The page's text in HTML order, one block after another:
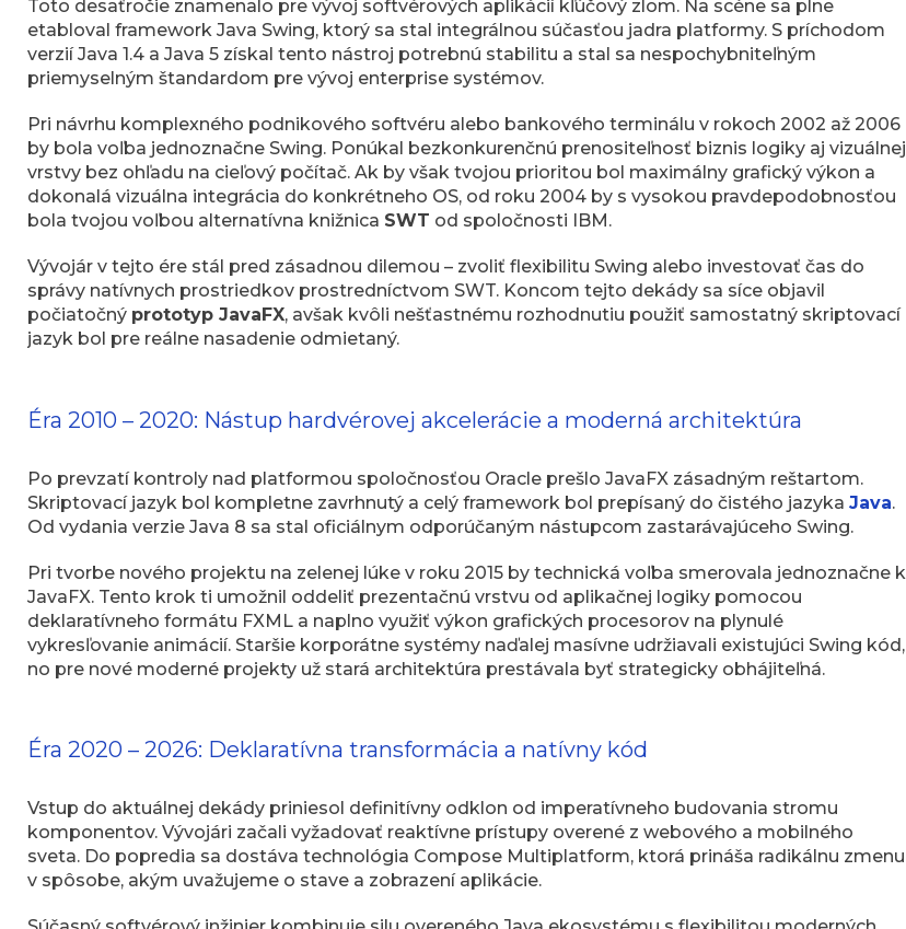
Toto desaťročie znamenalo pre vývoj softvérových aplikácií kľúčový zlom. Na scéne sa plne
etabloval framework Java Swing, ktorý sa stal integrálnou súčasťou jadra platformy. S príchodom
verzií Java 1.4 a Java 5 získal tento nástroj potrebnú stabilitu a stal sa nespochybniteľným
priemyselným štandardom pre vývoj enterprise systémov.
Pri návrhu komplexného podnikového softvéru alebo bankového terminálu v rokoch 2002 až 2006
by bola voľba jednoznačne Swing. Ponúkal bezkonkurenčnú prenositeľnosť biznis logiky aj vizuálnej
vrstvy bez ohľadu na cieľový počítač. Ak by však tvojou prioritou bol maximálny grafický výkon a
dokonalá vizuálna integrácia do konkrétneho OS, od roku 2004 by s vysokou pravdepodobnosťou
bola tvojou voľbou alternatívna knižnica SWT od spoločnosti IBM.
Vývojár v tejto ére stál pred zásadnou dilemou – zvoliť flexibilitu Swing alebo investovať čas do
správy natívnych prostriedkov prostredníctvom SWT. Koncom tejto dekády sa síce objavil
počiatočný prototyp JavaFX, avšak kvôli nešťastnému rozhodnutiu použiť samostatný skriptovací
jazyk bol pre reálne nasadenie odmietaný.
Éra 2010 – 2020: Nástup hardvérovej akcelerácie a moderná architektúra
Po prevzatí kontroly nad platformou spoločnosťou Oracle prešlo JavaFX zásadným reštartom.
Skriptovací jazyk bol kompletne zavrhnutý a celý framework bol prepísaný do čistého jazyka Java.
Od vydania verzie Java 8 sa stal oficiálnym odporúčaným nástupcom zastarávajúceho Swing.
Pri tvorbe nového projektu na zelenej lúke v roku 2015 by technická voľba smerovala jednoznačne k
JavaFX. Tento krok ti umožnil oddeliť prezentačnú vrstvu od aplikačnej logiky pomocou
deklaratívneho formátu FXML a naplno využiť výkon grafických procesorov na plynulé
vykresľovanie animácií. Staršie korporátne systémy naďalej masívne udržiavali existujúci Swing kód,
no pre nové moderné projekty už stará architektúra prestávala byť strategicky obhájiteľná.
Éra 2020 – 2026: Deklaratívna transformácia a natívny kód
Vstup do aktuálnej dekády priniesol definitívny odklon od imperatívneho budovania stromu
komponentov. Vývojári začali vyžadovať reaktívne prístupy overené z webového a mobilného
sveta. Do popredia sa dostáva technológia Compose Multiplatform, ktorá prináša radikálnu zmenu
v spôsobe, akým uvažujeme o stave a zobrazení aplikácie.